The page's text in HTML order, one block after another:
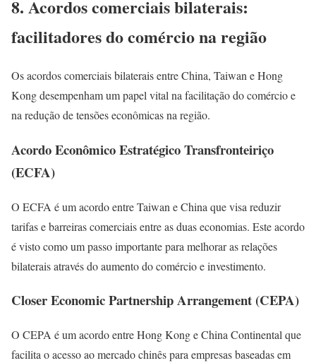
8. Acordos comerciais bilaterais:
facilitadores do comércio na região
Os acordos comerciais bilaterais entre China, Taiwan e Hong
Kong desempenham um papel vital na facilitação do comércio e
na redução de tensões econômicas na região.
Acordo Econômico Estratégico Transfronteiriço
(ECFA)
O ECFA é um acordo entre Taiwan e China que visa reduzir
tarifas e barreiras comerciais entre as duas economias. Este acordo
é visto como um passo importante para melhorar as relações
bilaterais através do aumento do comércio e investimento.
Closer Economic Partnership Arrangement (CEPA)
O CEPA é um acordo entre Hong Kong e China Continental que
facilita o acesso ao mercado chinês para empresas baseadas em